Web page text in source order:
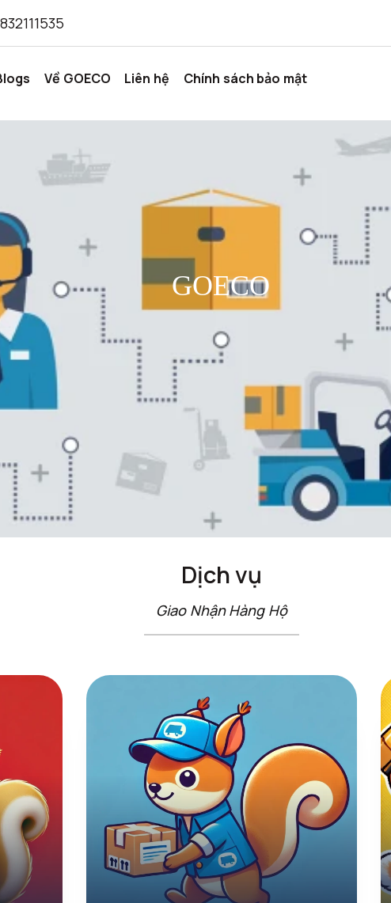
Về GOECO Liên hệ Chính sách bảo mật
GOECO
GOECO
Dịch vụ
Giao Nhận Hàng Hộ